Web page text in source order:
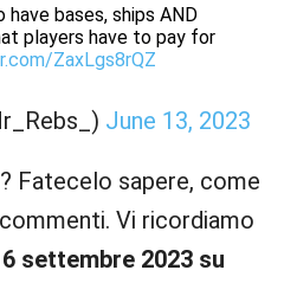
bases, ships AND
players have to pay for
ZaxLgs8rQZ
June 13, 2023
Fatecelo sapere, come
Vi ricordiamo
settembre 2023 su